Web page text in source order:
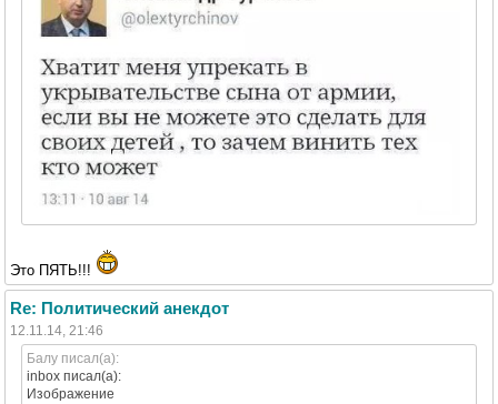
Это ПЯТЬ!!!
Re: Политический анекдот
12.11.14, 21:46
Балу писал(а):
inbox писал(а):
Изображение